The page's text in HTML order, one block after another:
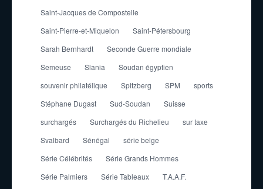
Saint-Jacques de Compostelle
Saint-Pierre-et-Miquelon
Saint-Pétersbourg
Sarah Bernhardt
Seconde Guerre mondiale
Semeuse
Slania
Soudan égyptien
souvenir philatélique
Spitzberg SPM
sports
Stéphane Dugast
Sud-Soudan
Suisse
surchargés
Surchargés du Richelieu
sur taxe
Svalbard
Sénégal
série belge
Série Célébrités
Série Grands Hommes
Série Palmiers
Série Tableaux
T.A.A.F.